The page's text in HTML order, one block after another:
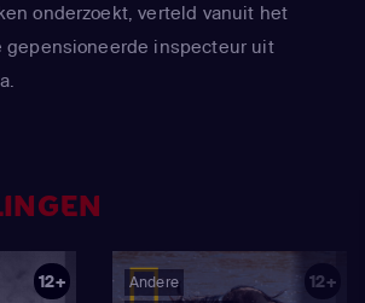
onderzoekt, verteld vanuit het
gepensioneerde inspecteur uit
12+
Andere
12+